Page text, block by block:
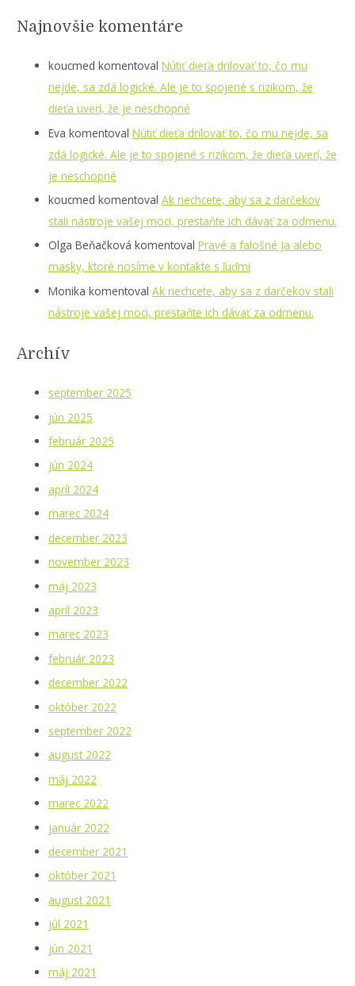
Najnovšie komentáre
koucmed komentovalNútiť dieťa drilovať to, čo mu
nejde, sa zdá logické. Ale je to spojené s rizikom, že
dieťa uverí, že je neschopné
Eva komentovalNútiť dieťa drilovať to, čo mu nejde, sa
zdá logické. Ale je to spojené s rizikom, že dieťa uverí, že
je neschopné
koucmed komentovalAk nechcete, aby sa z darčekov
stali nástroje vašej moci, prestaňte ich dávať za odmenu.
Olga Beňačková komentovalPravé a falošné Ja alebo
masky, ktoré nosíme v kontakte s ľuďmi
Monika komentovalAk nechcete, aby sa z darčekov stali
nástroje vašej moci, prestaňte ich dávať za odmenu.
Archív
september 2025
jún 2025
február 2025
jún 2024
apríl 2024
marec 2024
december 2023
november 2023
máj 2023
apríl 2023
marec 2023
február 2023
december 2022
október 2022
september 2022
august 2022
máj 2022
marec 2022
január 2022
december 2021
október 2021
august 2021
júl 2021
jún 2021
máj 2021